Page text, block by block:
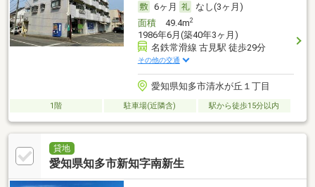
6ヶ月
なし(3ヶ月)
面積49.4m2
1986年6月(築40年3ヶ月)
名鉄常滑線 古見駅 徒歩29分
その他の交通
愛知県知多市清水が丘１丁目
1階 駐車場(近隣含) 駅から徒歩15分以内
貸地
愛知県知多市新知字南新生